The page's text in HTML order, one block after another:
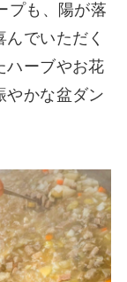
プも、陽が落
でいただく
ハーブやお花
やかな盆ダン